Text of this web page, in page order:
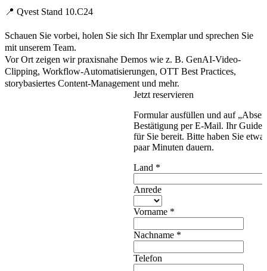
📍 Qvest Stand 10.C24
Schauen Sie vorbei, holen Sie sich Ihr Exemplar und sprechen Sie
mit unserem Team.
Vor Ort zeigen wir praxisnahe Demos wie z. B. GenAI-Video-
Clipping, Workflow-Automatisierungen, OTT Best Practices,
storybasiertes Content-Management und mehr.
Jetzt reservieren
Formular ausfüllen und auf
Bestätigung per E-Mail. Ihr Guide
für Sie bereit. Bitte haben Sie
paar Minuten dauern.
Land *
Anrede
Vorname *
Nachname *
Telefon